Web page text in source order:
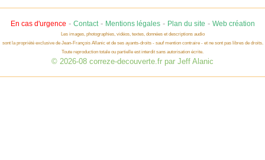
En cas d'urgence - Contact- Mentions légales- Plan du site - Web création
Les images, photographies, vidéos, textes, données et descriptions audio
sont la propriété exclusive de Jean-François Allanic et de ses ayants-droits - sauf mention contraire - et ne sont pas libres de droits.
Toute reproduction totale ou partielle est interdit sans autorisation écrite.
© 2026-08 correze-decouverte.fr par Jeff Alanic